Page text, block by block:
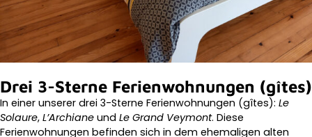
Drei 3-Sterne Ferienwohnungen (gîtes)
In einer unserer drei 3-Sterne Ferienwohnungen (gîtes): Le
Solaure, L’Archiane und Le Grand Veymont. Diese
Ferienwohnungen befinden sich in dem ehemaligen alten